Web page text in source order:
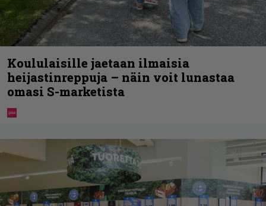
Koululaisille jaetaan ilmaisia
heijastinreppuja – näin voit lunastaa
omasi S-marketista